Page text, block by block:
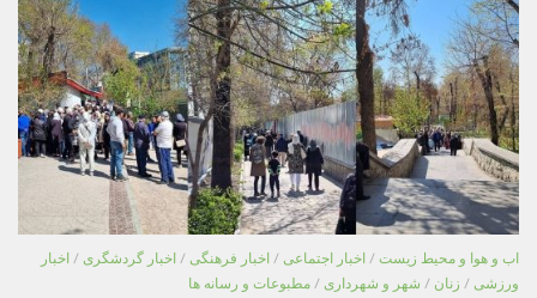
اب و هوا و محیط زیست / اخبار اجتماعی / اخبار فرهنگی / اخبار گردشگری / اخبار
ورزشی / زنان / شهر و شهرداری / مطبوعات و رسانه ها